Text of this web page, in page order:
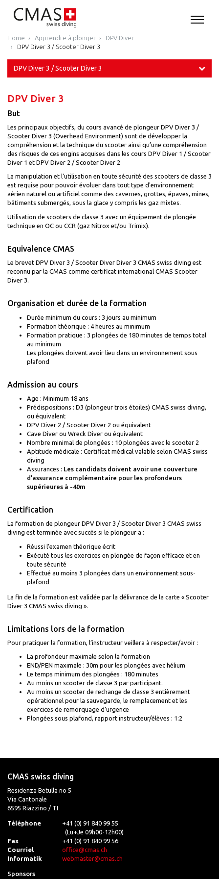
Home Apprendre à plonger
DPV Diver
DPV Diver 3 / Scooter Diver 3
DPV Diver 3 / Scooter Diver 3
DPV Diver 3
But
Les principaux objectifs, du cours avancé de plongeur DPV Diver 3 /
Scooter Diver 3 (Overhead Environment) sont de développer la
compréhension et la technique du scooter ainsi qu’une compréhension
des risques de ces engins acquises dans les cours DPV Diver 1 / Scooter
Diver 1 et DPV Diver 2 / Scooter Diver 2
La manipulation et l’utilisation en toute sécurité des scooters de classe 3
est requise pour pouvoir évoluer dans tout type d'environnement
aérien naturel ou artificiel comme des cavernes, grottes, épaves, mines,
bâtiments submergés, sous la glace y compris les gaz mixtes.
Utilisation de scooters de classe 3 avec un équipement de plongée
technique en OC ou CCR (gaz Nitrox et/ou Trimix).
Equivalence CMAS
Le brevet DPV Diver 3 / Scooter Diver Diver 3 CMAS swiss diving est
reconnu par la CMAS comme certificat international CMAS Scooter
Diver 3.
Organisation et durée de la formation
Durée minimum du cours : 3 jours au minimum
Formation théorique : 4 heures au minimum
Formation pratique : 3 plongées de 180 minutes de temps total
au minimum
Les plongées doivent avoir lieu dans un environnement sous
plafond
Admission au cours
Age : Minimum 18 ans
Prédispositions : D3 (plongeur trois étoiles) CMAS swiss diving,
ou équivalent
DPV Diver 2 / Scooter Diver 2 ou équivalent
Cave Diver ou Wreck Diver ou équivalent
Nombre minimal de plongées : 10 plongées avec le scooter 2
Aptitude médicale : Certificat médical valable selon CMAS swiss
diving
Assurances : Les candidats doivent avoir une couverture
d’assurance complémentaire pour les profondeurs
supérieures à -40m
Certification
La formation de plongeur DPV Diver 3 / Scooter Diver 3 CMAS swiss
diving est terminée avec succès si le plongeur a :
Réussi l’examen théorique écrit
Exécuté tous les exercices en plongée de façon efficace et en
toute sécurité
Effectué au moins 3 plongées dans un environnement sous-
plafond
La fin de la formation est validée par la délivrance de la carte « Scooter
Diver 3 CMAS swiss diving ».
Limitations lors de la formation
Pour pratiquer la formation, l’instructeur veillera à respecter/avoir :
La profondeur maximale selon la formation
END/PEN maximale : 30m pour les plongées avec hélium
Le temps minimum des plongées : 180 minutes
Au moins un scooter de classe 3 par participant.
Au moins un scooter de rechange de classe 3 entièrement
opérationnel pour la sauvegarde, le remplacement et les
exercices de remorquage d’urgence
Plongées sous plafond, rapport instructeur/élèves : 1:2
CMAS swiss diving
Residenza Betulla no 5
Via Cantonale
6595 Riazzino / TI
Téléphone
+41 (0) 91 840 99 55
(Lu+Je 09h00-12h00)
Fax
+41 (0) 91 840 99 56
Courriel
office@cmas.ch
Informatik
webmaster@cmas.ch
Sponsors